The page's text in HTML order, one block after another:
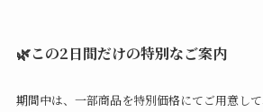
🌿この2日間だけの特別なご案内
期間中は、一部商品を特別価格にてご用意し